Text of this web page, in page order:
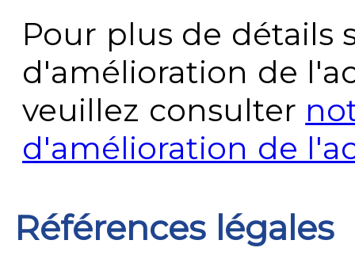
Pour plus de détails
d'amélioration de
veuillez consulter
d'amélioration de
Références légales